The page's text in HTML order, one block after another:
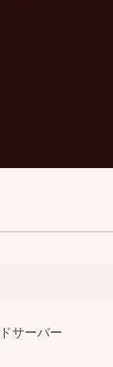
サーバー